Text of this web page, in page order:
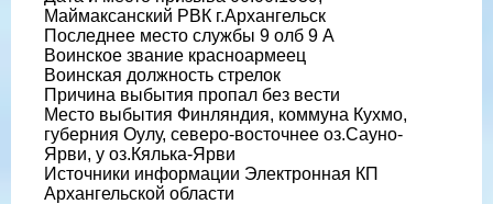
Маймаксанский РВК г.Архангельск
Последнее место службы 9 олб 9 А
Воинское звание красноармеец
Воинская должность стрелок
Причина выбытия пропал без вести
Место выбытия Финляндия, коммуна Кухмо,
губерния Оулу, северо-восточнее оз.Сауно-
Ярви, у оз.Кялька-Ярви
Источники информации Электронная КП
Архангельской области